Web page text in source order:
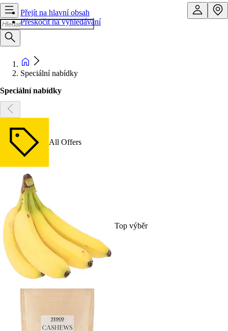
Přejít na hlavní obsah
Přeskočit na vyhledávání
Speciální nabídky
Speciální nabídky
All Offers
Top výběr